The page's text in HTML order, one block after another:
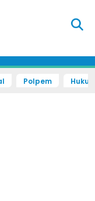
Polpem